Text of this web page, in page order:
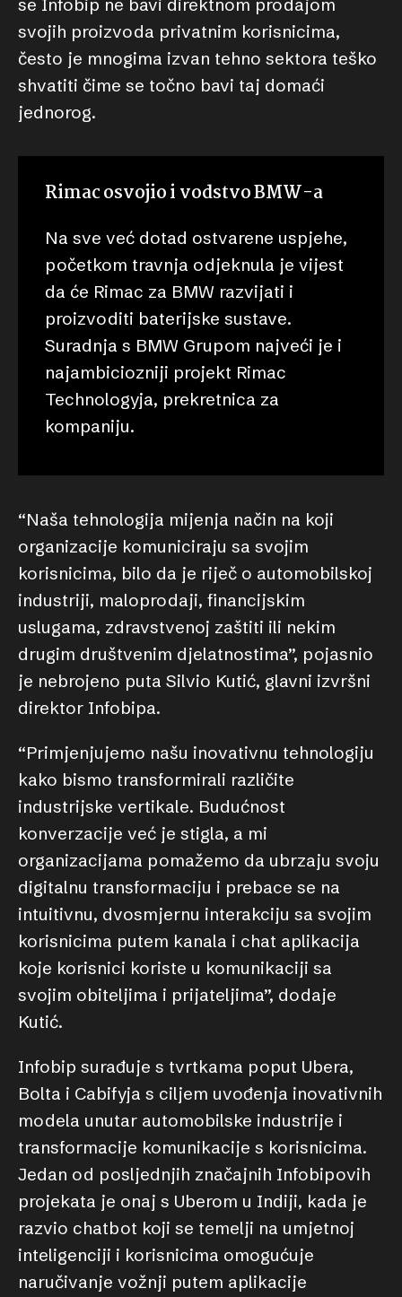
se Infobip ne bavi direktnom prodajom
svojih proizvoda privatnim korisnicima,
često je mnogima izvan tehno sektora teško
shvatiti čime se točno bavi taj domaći
jednorog.
Rimac osvojio i vodstvo BMW-a
Na sve već dotad ostvarene uspjehe,
početkom travnja odjeknula je vijest
da će Rimac za BMW razvijati i
proizvoditi baterijske sustave.
Suradnja s BMW Grupom najveći je i
najambiciozniji projekt Rimac
Technologyja, prekretnica za
kompaniju.
“Naša tehnologija mijenja način na koji
organizacije komuniciraju sa svojim
korisnicima, bilo da je riječ o automobilskoj
industriji, maloprodaji, financijskim
uslugama, zdravstvenoj zaštiti ili nekim
drugim društvenim djelatnostima”, pojasnio
je nebrojeno puta Silvio Kutić, glavni izvršni
direktor Infobipa.
“Primjenjujemo našu inovativnu tehnologiju
kako bismo transformirali različite
industrijske vertikale. Budućnost
konverzacije već je stigla, a mi
organizacijama pomažemo da ubrzaju svoju
digitalnu transformaciju i prebace se na
intuitivnu, dvosmjernu interakciju sa svojim
korisnicima putem kanala i chat aplikacija
koje korisnici koriste u komunikaciji sa
svojim obiteljima i prijateljima”, dodaje
Kutić.
Infobip surađuje s tvrtkama poput Ubera,
Bolta i Cabifyja s ciljem uvođenja inovativnih
modela unutar automobilske industrije i
transformacije komunikacije s korisnicima.
Jedan od posljednjih značajnih Infobipovih
projekata je onaj s Uberom u Indiji, kada je
razvio chatbot koji se temelji na umjetnoj
inteligenciji i korisnicima omogućuje
naručivanje vožnji putem aplikacije